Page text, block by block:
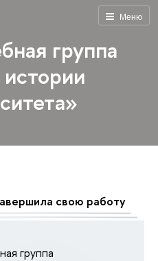
Меню
группа
свою работу
группа